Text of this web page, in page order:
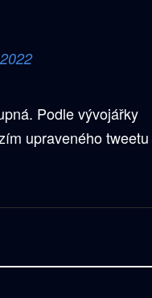
Podle vývojářky
upraveného tweetu